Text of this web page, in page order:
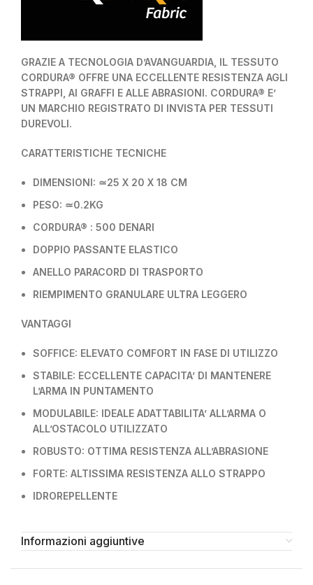
GRAZIE A TECNOLOGIA D’AVANGUARDIA, IL TESSUTO
CORDURA® OFFRE UNA ECCELLENTE RESISTENZA AGLI
STRAPPI, AI GRAFFI E ALLE ABRASIONI. CORDURA® E’
UN MARCHIO REGISTRATO DI INVISTA PER TESSUTI
DUREVOLI.
CARATTERISTICHE TECNICHE
DIMENSIONI: ≃25 X 20 X 18 CM
PESO: ≃0.2KG
CORDURA® : 500 DENARI
DOPPIO PASSANTE ELASTICO
ANELLO PARACORD DI TRASPORTO
RIEMPIMENTO GRANULARE ULTRA LEGGERO
VANTAGGI
SOFFICE: ELEVATO COMFORT IN FASE DI UTILIZZO
STABILE: ECCELLENTE CAPACITA’ DI MANTENERE
L’ARMA IN PUNTAMENTO
MODULABILE: IDEALE ADATTABILITA’ ALL’ARMA O
ALL’OSTACOLO UTILIZZATO
ROBUSTO: OTTIMA RESISTENZA ALL’ABRASIONE
FORTE: ALTISSIMA RESISTENZA ALLO STRAPPO
IDROREPELLENTE
Informazioni aggiuntive